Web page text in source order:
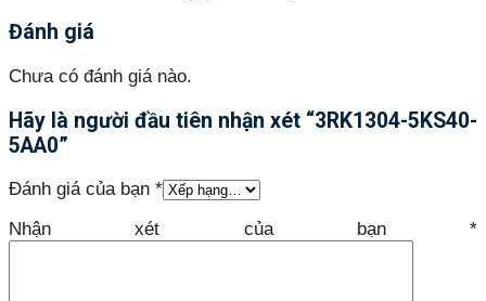
Đánh giá
Chưa có đánh giá nào.
Hãy là người đầu tiên nhận xét “3RK1304-5KS40-
5AA0”
Đánh giá của bạn *
Nhận xét của bạn *